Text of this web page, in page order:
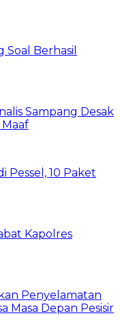
Soal Berhasil
Sampang Desak
Pessel, 10 Paket
Kapolres
Penyelamatan
Masa Depan Pesisir